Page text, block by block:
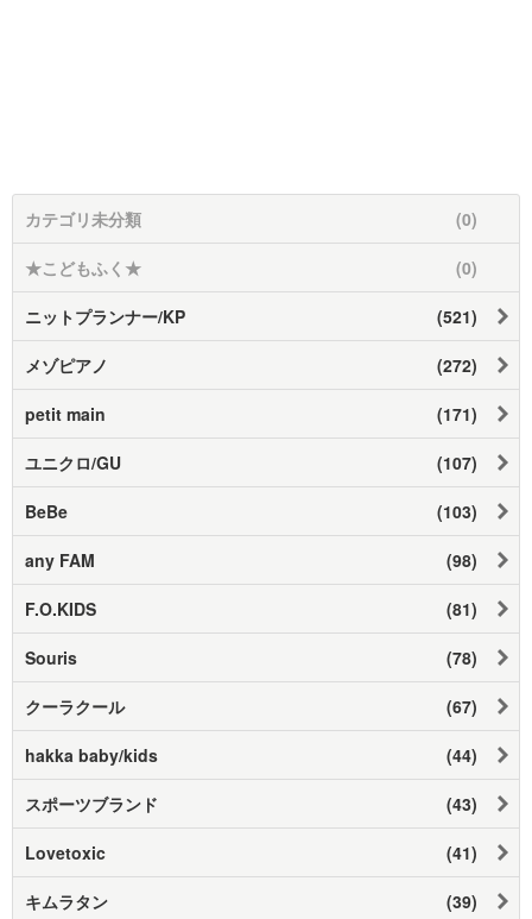
カテゴリ未分類 (0)
★こどもふく★ (0)
ニットプランナー/KP (521)
メゾピアノ (272)
petit main (171)
ユニクロ/GU (107)
BeBe (103)
any FAM (98)
F.O.KIDS (81)
Souris (78)
クーラクール (67)
hakka baby/kids (44)
スポーツブランド (43)
Lovetoxic (41)
キムラタン (39)